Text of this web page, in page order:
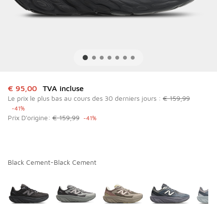
Cet article est en promotion. Prix en baisse de à € 95,00
€ 95,00 TVA incluse
Le prix le plus bas au cours des 30 derniers jours : € 159,99
-41%
Prix D'origine: € 159,99 -41%
Black Cement-Black Cement